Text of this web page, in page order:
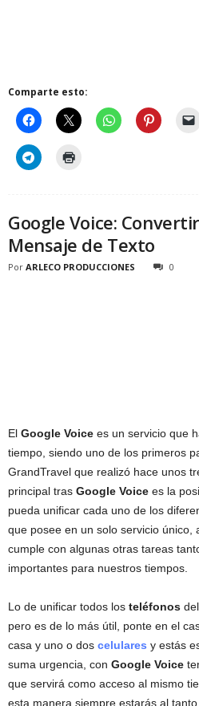
Comparte esto:
Google Voice:
Mensaje de Texto
Por ARLECO PRODUCCIONES 0
El Google Voice es un servicio que
tiempo, siendo uno de los primeros
GrandTravel que realizó hace unos
principal tras Google Voice es la
pueda unificar cada uno de los
que posee en un solo servicio único,
cumple con algunas otras tareas
importantes para nuestros tiempos.
Lo de unificar todos los teléfonos
pero es de lo más útil, ponte en el
casa y uno o dos celulares y estás
suma urgencia, con Google Voice
que servirá como acceso al mismo
esta manera siempre estarás al